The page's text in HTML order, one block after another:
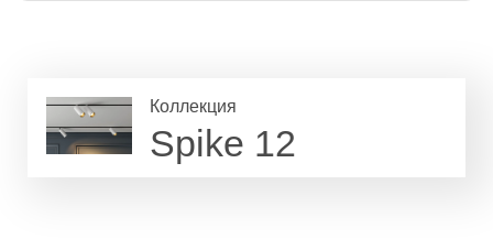
Коллекция
Spike 12